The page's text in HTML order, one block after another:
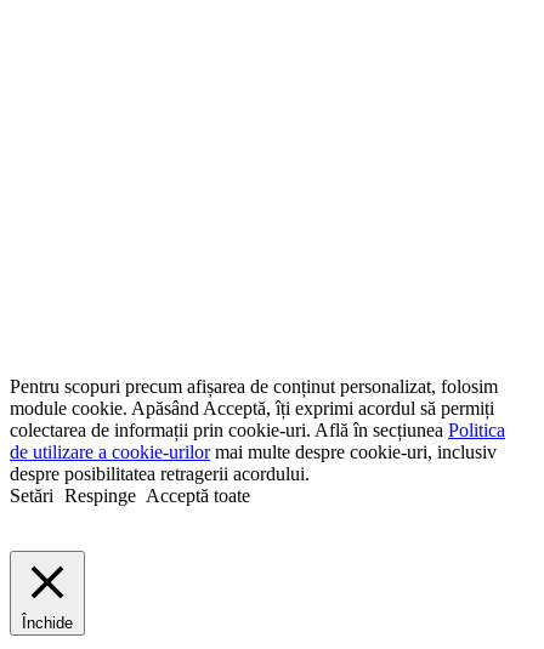
Pentru scopuri precum afișarea de conținut personalizat, folosim
module cookie. Apăsând Acceptă, îți exprimi acordul să permiți
colectarea de informații prin cookie-uri. Află în secțiunea Politica
de utilizare a cookie-urilormai multe despre cookie-uri, inclusiv
despre posibilitatea retragerii acordului.
Setări Respinge Acceptă toate
Închide